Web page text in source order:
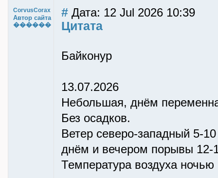
CorvusCorax
Автор сайта
������
# Дата: 12 Jul 2026 10:39
Цитата
Байконур
13.07.2026
Небольшая, днём
Без осадков.
Ветер северо-западный 5-
днём и вечером порывы 12-
Температура воздуха